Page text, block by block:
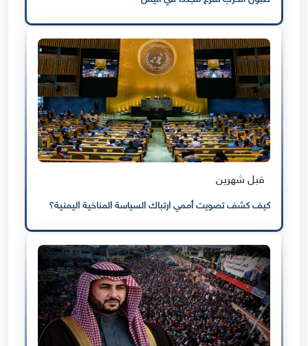
قبل شهرين
كيف كشف تصويت أممي ارتباك السياسة المناخية اليمنية؟